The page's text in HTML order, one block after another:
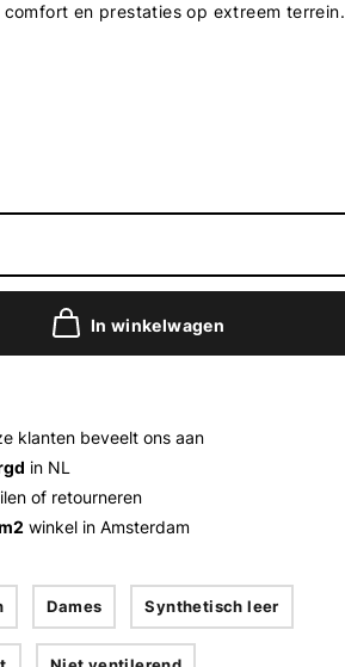
en prestaties op extreem terrein.
In winkelwagen
klanten beveelt ons aan
in NL
of retourneren
winkel in Amsterdam
Dames Synthetisch leer